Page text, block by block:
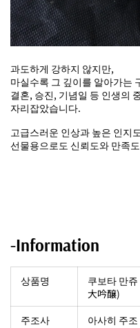
과도하게 강하지 않지만,
마실수록 그 깊이를 알아가는
결혼, 승진, 기념일 등 인생의
자리잡았습니다.
고급스러운 인상과 높은 인지
선물용으로도 신뢰도와 만족
-Information
상품명
쿠보타 만
大吟醸)
주조사
아사히 주